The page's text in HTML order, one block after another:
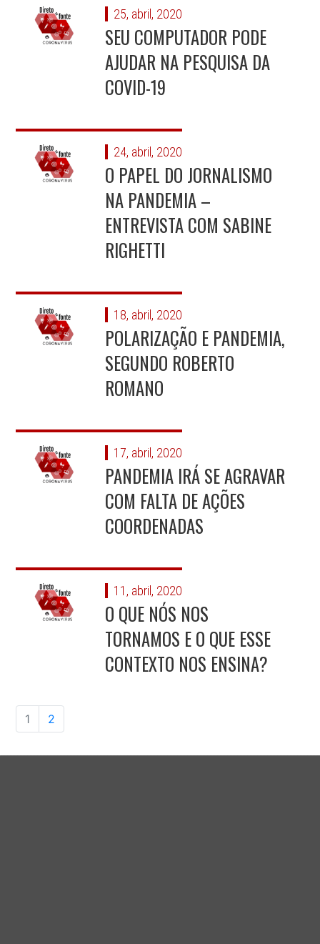
25, abril, 2020
SEU COMPUTADOR PODE
AJUDAR NA PESQUISA DA
COVID-19
24, abril, 2020
O PAPEL DO JORNALISMO
NA PANDEMIA –
ENTREVISTA COM SABINE
RIGHETTI
18, abril, 2020
POLARIZAÇÃO E PANDEMIA,
SEGUNDO ROBERTO
ROMANO
17, abril, 2020
PANDEMIA IRÁ SE AGRAVAR
COM FALTA DE AÇÕES
COORDENADAS
11, abril, 2020
O QUE NÓS NOS
TORNAMOS E O QUE ESSE
CONTEXTO NOS ENSINA?
1 2